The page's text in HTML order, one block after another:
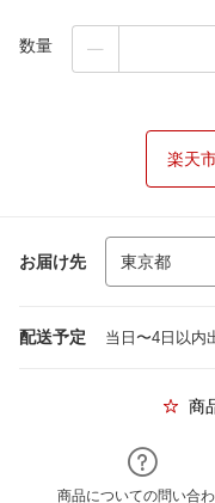
数量
楽天
お届け先
配送予定 当日〜4日以内
商
商品についての問い合